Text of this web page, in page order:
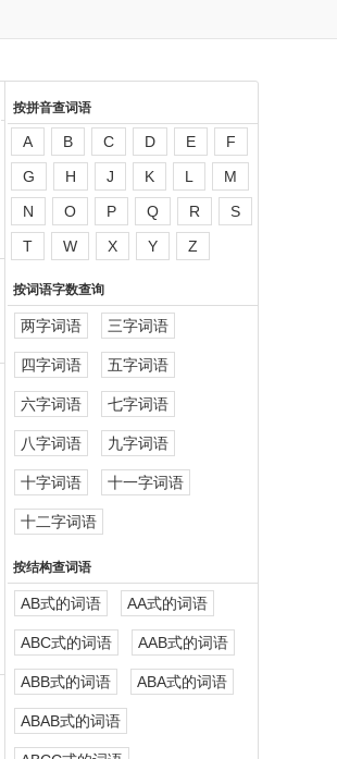
按拼音查词语
A B C D E
F
G
H J K L
M
N
O P Q R
S
T
W X Y Z
按词语字数查询
两字词语 三字词语
四字词语 五字词语
六字词语 七字词语
八字词语 九字词语
十字词语 十一字词语
十二字词语
按结构查词语
AB式的词语 AA式的词语
ABC式的词语 AAB式的词语
ABB式的词语 ABA式的词语
ABAB式的词语